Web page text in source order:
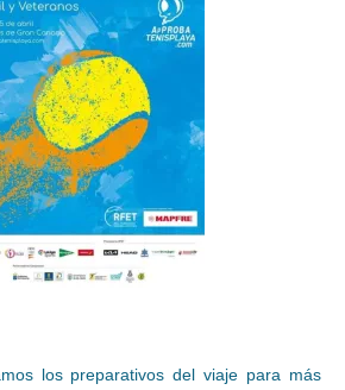
los preparativos del viaje para más